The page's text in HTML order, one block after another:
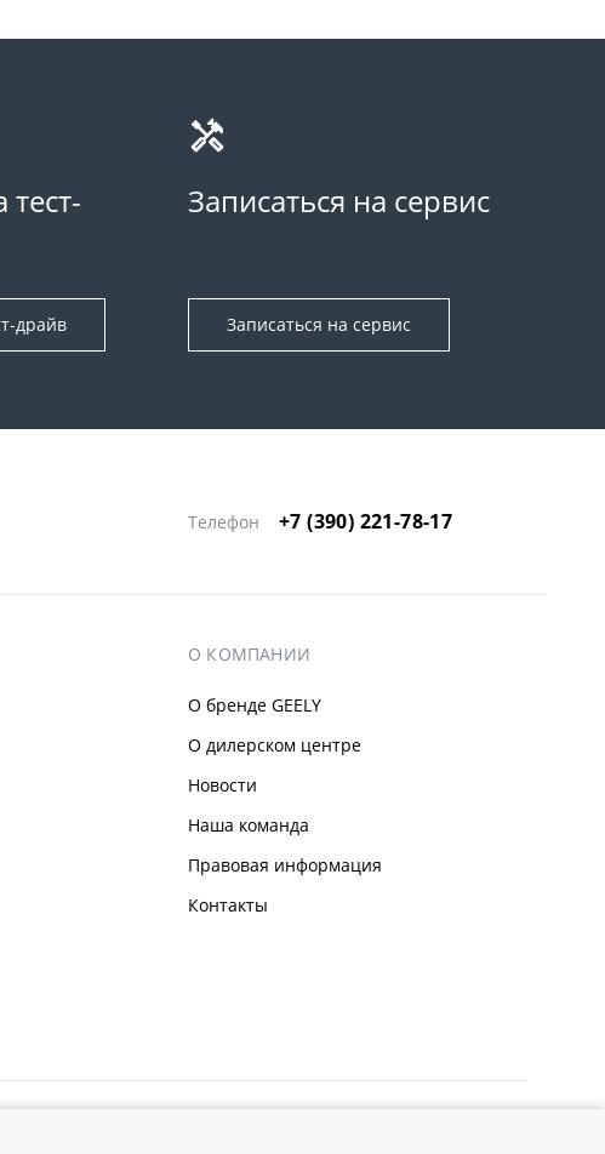
тест-
драйв
Записаться на сервис
Записаться на сервис
Телефон +7 (390) 221-78-17
О КОМПАНИИ
О бренде GEELY
О дилерском центре
Новости
Наша команда
Правовая информация
Контакты